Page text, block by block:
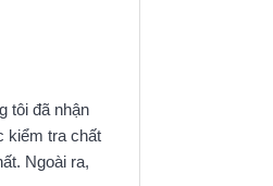
tôi đã nhận
kiểm tra chất
Ngoài ra,